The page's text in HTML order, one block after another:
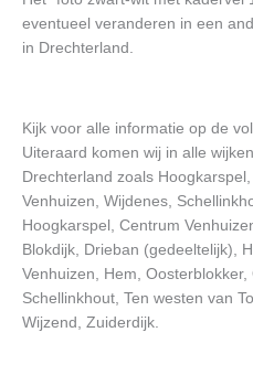
eventueel veranderen in een
in Drechterland.
Kijk voor alle informatie op de
Uiteraard komen wij in alle
Drechterland zoals
Venhuizen, Wijdenes,
Hoogkarspel, Centrum
Blokdijk, Drieban (gedeeltelijk),
Venhuizen, Hem, Oosterblokker,
Schellinkhout, Ten westen van
Wijzend, Zuiderdijk.